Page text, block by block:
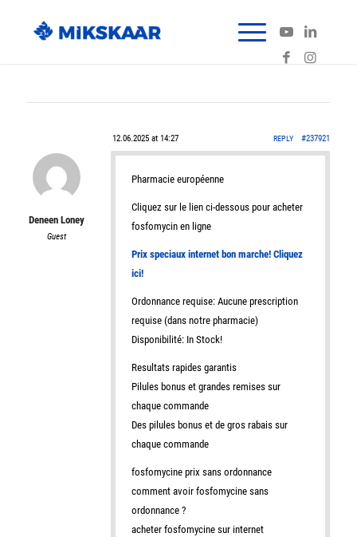
12.06.2025 at 14:27 #237921
REPLY
Deneen Loney
Guest
Pharmacie européenne
Cliquez sur le lien ci-dessous pour acheter
fosfomycin en ligne
Prix speciaux internet bon marche! Cliquez
ici!
Ordonnance requise: Aucune prescription
requise (dans notre pharmacie)
Disponibilité: In Stock!
Resultats rapides garantis
Pilules bonus et grandes remises sur
chaque commande
Des pilules bonus et de gros rabais sur
chaque commande
fosfomycine prix sans ordonnance
comment avoir fosfomycine sans
ordonnance ?
acheter fosfomycine sur internet